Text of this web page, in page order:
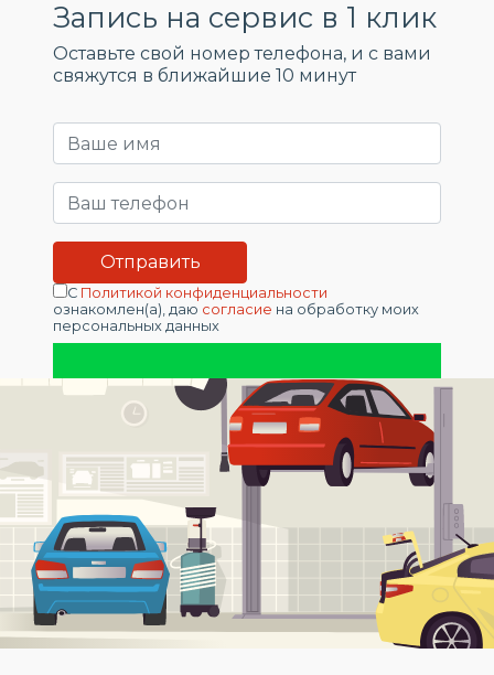
Запись на сервис в 1 клик
Оставьте свой номер телефона, и c вами
свяжутся в ближайшие 10 минут
С Политикой конфиденциальности
ознакомлен(а), даю согласие на обработку моих
персональных данных